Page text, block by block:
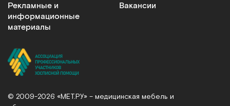
Рекламные и
информационные
материалы
Вакансии
© 2009-2026 «МЕТ.РУ» – медицинская мебель и